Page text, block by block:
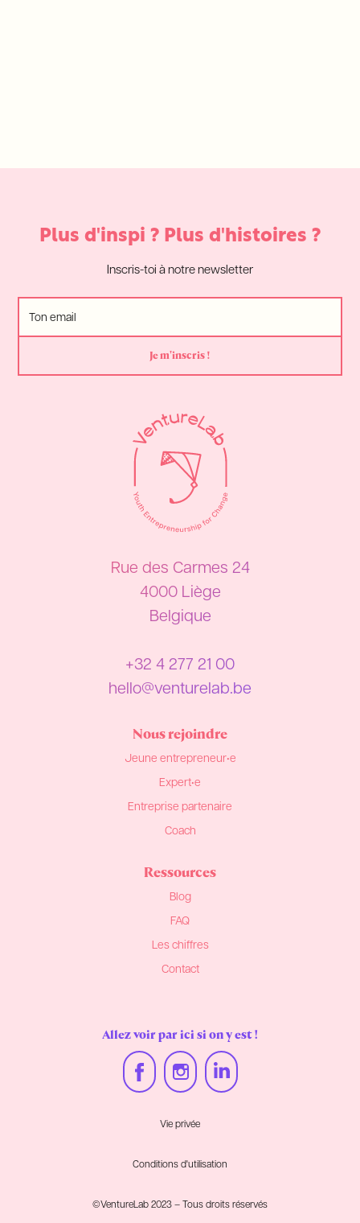
Plus d'inspi ? Plus d'histoires ?
Inscris-toi à notre newsletter
Nous rejoindre
Jeune entrepreneur•e
Expert•e
Entreprise partenaire
Coach
Ressources
Blog
FAQ
Les chiffres
Contact
Rue des Carmes 24
4000 Liège
Belgique
+32 4 277 21 00
hello@venturelab.be
Allez voir par ici si on y est !
Vie privée
Conditions d'utilisation
©VentureLab 2023 – Tous droits réservés